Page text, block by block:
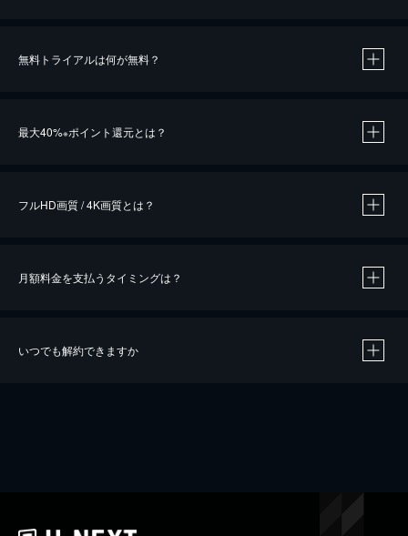
無料トライアルは何が無料？
最大40%※ポイント還元とは？
※40％ポイント還元の対象は、クレジットカード決済による作品の購入 / レンタルです。
iOSアプリのUコイン決済による作品の購入 / レンタルは、20％のポイント還元です。
フルHD画質 / 4K画質とは？
月額料金を支払うタイミングは？
いつでも解約できますか